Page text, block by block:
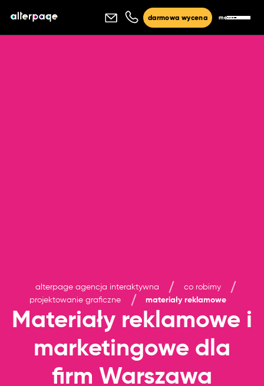
darmowa wycena menu
alterpage agencja interaktywna
co robimy
projektowanie graficzne
materiały reklamowe
Materiały reklamowe i
marketingowe dla
firm Warszawa